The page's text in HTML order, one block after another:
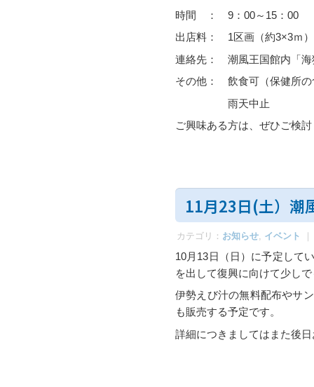
時間 ： 9：00～15：00
出店料： 1区画（約3×3ｍ
連絡先： 潮風王国館内「
その他： 飲食可（保健所の
雨天中止
ご興味ある方は、ぜひご
11月23日(土）潮
カテゴリ： お知らせ イベント
10月13日（日）に予定して
を出して復興に向けて少し
伊勢えび汁の無料配布やサ
も販売する予定です。
詳細につきましてはまた後